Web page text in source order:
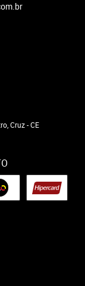
Cruz-CE